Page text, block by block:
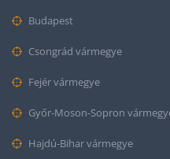
Budapest
Csongrád vármegye
Fejér vármegye
Győr-Moson-Sopron
Hajdú-Bihar vármegye